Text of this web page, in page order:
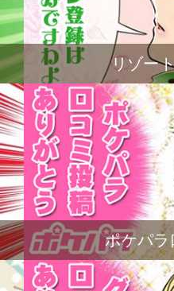
リゾー
ポケパ